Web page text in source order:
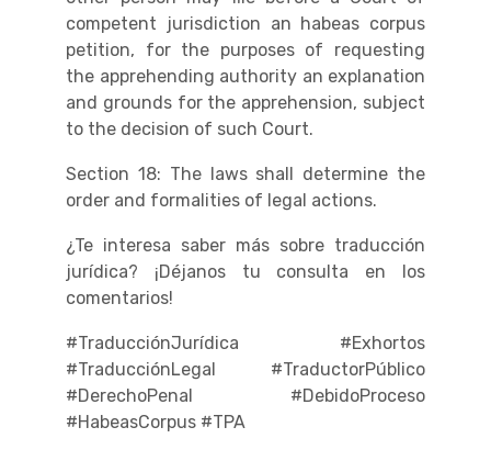
competent jurisdiction an habeas corpus
petition, for the purposes of requesting
the apprehending authority an explanation
and grounds for the apprehension, subject
to the decision of such Court.
Section 18: The laws shall determine the
order and formalities of legal actions.
¿Te interesa saber más sobre traducción
jurídica? ¡Déjanos tu consulta en los
comentarios!
#TraducciónJurídica #Exhortos
#TraducciónLegal #TraductorPúblico
#DerechoPenal #DebidoProceso
#HabeasCorpus #TPA